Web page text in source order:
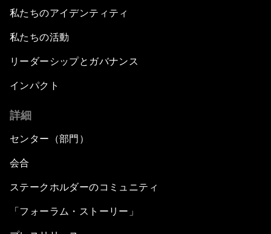
私たちのアイデンティティ
私たちの活動
リーダーシップとガバナンス
インパクト
詳細
センター（部門）
会合
ステークホルダーのコミュニティ
「フォーラム・ストーリー」